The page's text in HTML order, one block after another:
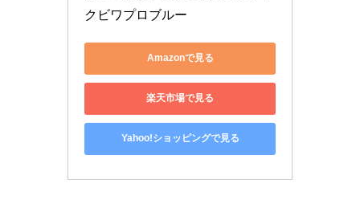
クビワプロブルー
Amazonで見る
楽天市場で見る
Yahoo!ショッピングで見る